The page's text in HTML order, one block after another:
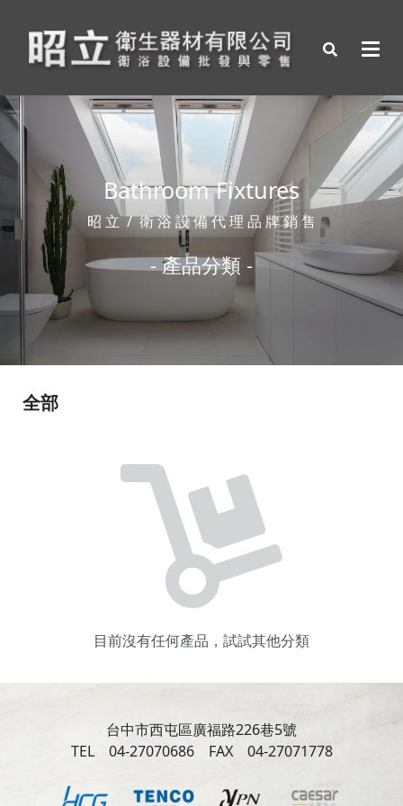
Bathroom Fixtures
昭 立 / 衛 浴 設 備 代 理 品 牌 銷 售
- 產品分類 -
目前沒有任何產品，試試其他分類
全部
台中市西屯區廣福路226巷5號
TEL 04-27070686 FAX 04-27071778